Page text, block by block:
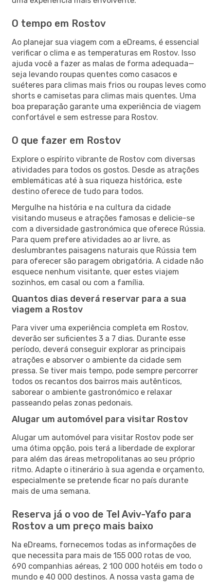
O tempo em Rostov
Ao planejar sua viagem com a eDreams, é essencial
verificar o clima e as temperaturas em Rostov. Isso
ajuda você a fazer as malas de forma adequada—
seja levando roupas quentes como casacos e
suéteres para climas mais frios ou roupas leves como
shorts e camisetas para climas mais quentes. Uma
boa preparação garante uma experiência de viagem
confortável e sem estresse para Rostov.
O que fazer em Rostov
Explore o espírito vibrante de Rostov com diversas
atividades para todos os gostos. Desde as atrações
emblemáticas até à sua riqueza histórica, este
destino oferece de tudo para todos.
Mergulhe na história e na cultura da cidade
visitando museus e atrações famosas e delicie-se
com a diversidade gastronómica que oferece Rússia.
Para quem prefere atividades ao ar livre, as
deslumbrantes paisagens naturais que Rússia tem
para oferecer são paragem obrigatória. A cidade não
esquece nenhum visitante, quer estes viajem
sozinhos, em casal ou com a família.
Quantos dias deverá reservar para a sua
viagem a Rostov
Para viver uma experiência completa em Rostov,
deverão ser suficientes 3 a 7 dias. Durante esse
período, deverá conseguir explorar as principais
atrações e absorver o ambiente da cidade sem
pressa. Se tiver mais tempo, pode sempre percorrer
todos os recantos dos bairros mais autênticos,
saborear o ambiente gastronómico e relaxar
passeando pelas zonas pedonais.
Alugar um automóvel para visitar Rostov
Alugar um automóvel para visitar Rostov pode ser
uma ótima opção, pois terá a liberdade de explorar
para além das áreas metropolitanas ao seu próprio
ritmo. Adapte o itinerário à sua agenda e orçamento,
especialmente se pretende ficar no país durante
mais de uma semana.
Reserva já o voo de Tel Aviv-Yafo para
Rostov a um preço mais baixo
Na eDreams, fornecemos todas as informações de
que necessita para mais de 155 000 rotas de voo,
690 companhias aéreas, 2 100 000 hotéis em todo o
mundo e 40 000 destinos. A nossa vasta gama de